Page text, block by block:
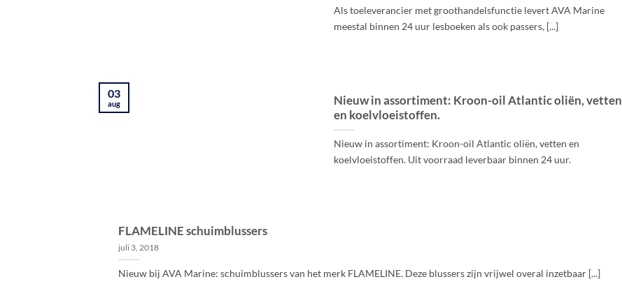
Als toeleverancier met groothandelsfunctie levert AVA Marine
meestal binnen 24 uur lesboeken als ook passers, [...]
Nieuw in assortiment: Kroon-oil Atlantic oliën, vetten
en koelvloeistoffen.
Nieuw in assortiment: Kroon-oil Atlantic oliën, vetten en
koelvloeistoffen. Uit voorraad leverbaar binnen 24 uur.
03
aug
FLAMELINE schuimblussers
juli 3, 2018
Nieuw bij AVA Marine: schuimblussers van het merk FLAMELINE. Deze blussers zijn vrijwel overal inzetbaar [...]